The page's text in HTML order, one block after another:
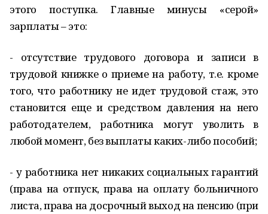
этого поступка. Главные минусы «серой»
зарплаты – это:
- отсутствие трудового договора и записи в
трудовой книжке о приеме на работу, т.е. кроме
того, что работнику не идет трудовой стаж, это
становится еще и средством давления на него
работодателем, работника могут уволить в
любой момент, без выплаты каких-либо пособий;
- у работника нет никаких социальных гарантий
(права на отпуск, права на оплату больничного
листа, права на досрочный выход на пенсию (при